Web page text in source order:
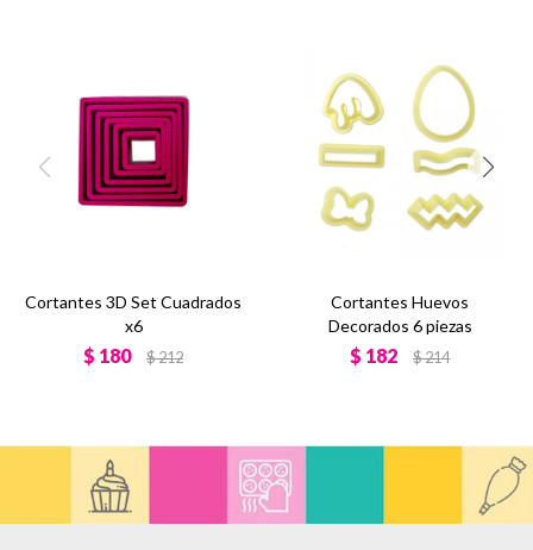
Cortantes 3D Set Cuadrados
x6
$ 180 $212
Cortantes Huevos
Decorados 6 piezas
$ 182 $214